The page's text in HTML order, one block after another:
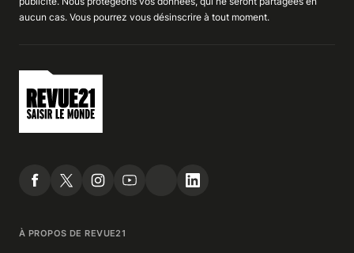
aucun cas. Vous pourrez vous désinscrire à tout moment.
À PROPOS DE REVUE21